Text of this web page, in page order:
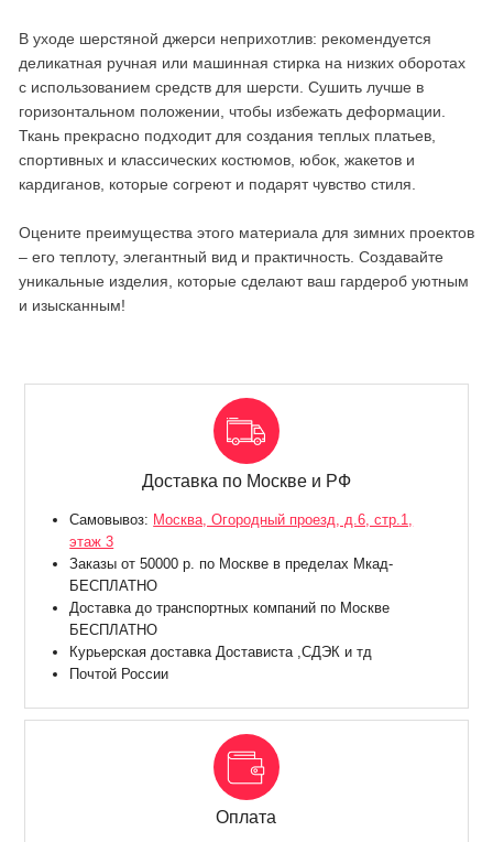
В уходе шерстяной джерси неприхотлив: рекомендуется
деликатная ручная или машинная стирка на низких оборотах
с использованием средств для шерсти. Сушить лучше в
горизонтальном положении, чтобы избежать деформации.
Ткань прекрасно подходит для создания теплых платьев,
спортивных и классических костюмов, юбок, жакетов и
кардиганов, которые согреют и подарят чувство стиля.
Оцените преимущества этого материала для зимних проектов
– его теплоту, элегантный вид и практичность. Создавайте
уникальные изделия, которые сделают ваш гардероб уютным
и изысканным!
Доставка по Москве и РФ
Самовывоз: Москва, Огородный проезд, д.6, стр.1,
этаж 3
Заказы от 50000 р. по Москве в пределах Мкад-
БЕСПЛАТНО
Доставка до транспортных компаний по Москве
БЕСПЛАТНО
Курьерская доставка Достависта ,СДЭК и тд
Почтой России
Оплата